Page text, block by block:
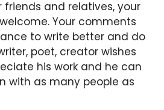
friends and relatives, your
Your comments
to write better and do
poet, creator wishes
his work and he can
with as many people as